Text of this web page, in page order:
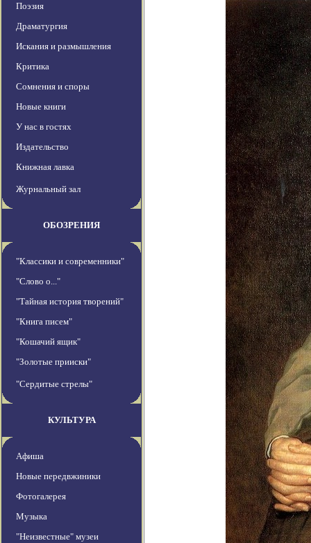
Поэзия
Драматургия
Искания и размышления
Критика
Сомнения и споры
Новые книги
У нас в гостях
Издательство
Книжная лавка
Журнальный зал
ОБОЗРЕНИЯ
"Классики и современники"
"Слово о..."
"Тайная история творений"
"Книга писем"
"Кошачий ящик"
"Золотые прииски"
"Сердитые стрелы"
КУЛЬТУРА
Афиша
Новые передвжиники
Фотогалерея
Музыка
"Неизвестные" музеи